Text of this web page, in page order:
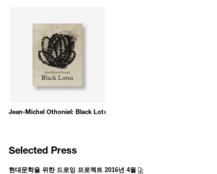
its first permanent installation inside its gardens.
Recent major exhibitions include
Sculptures(2015) at the Isabella Stewart Gardener Museum, Boston;
Nouvelles impressions de Raymond Roussel
Tokyo, Paris;Chefs-d’œuvre?
France; andGlasstress
works are in numerous renowned collections, including Centre
Museum of Modern Art and New York Public Library, New York;
intervention in the artifact conservatory of the Cathédrale
이탈리아 베니스 페기 구겐하임 컬렉션 등이 있다.
Jean-Michel Othoniel: Black Lotus
Selected Press
현대문학을 위한 드로잉 프로젝트 2016년 4월